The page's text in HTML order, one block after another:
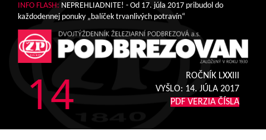
INFO FLASH: NEPREHLIADNITE! - Od 17. júla 2017 pribudol do
každodennej ponuky „balíček trvanlivých potravín“
14
ROČNÍK LXXIII
VYŠLO: 14. JÚLA 2017
PDF VERZIA ČÍSLA